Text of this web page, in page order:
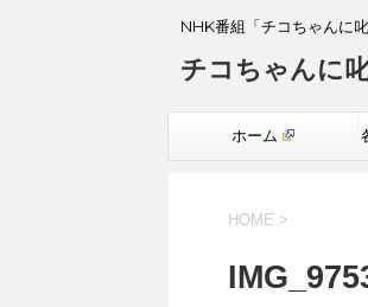
NHK番組「チコちゃんに
チコちゃんに
ホーム
HOME >